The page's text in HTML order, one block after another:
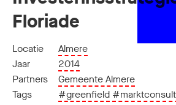
Floriade
Locatie
Almere
Jaar
2014
Partners
Gemeente Almere
Tags
#greenfield